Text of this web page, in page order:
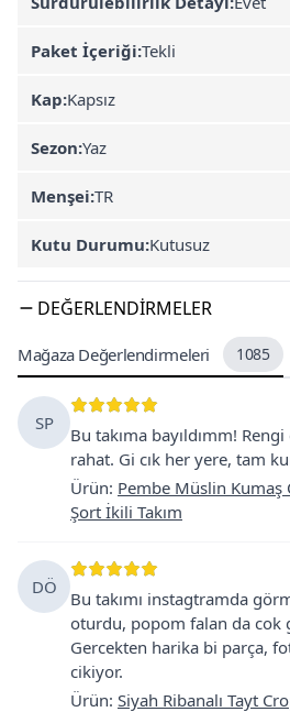
Paket İçeriği:Tekli
Kap:Kapsız
Sezon:Yaz
Menşei:TR
Kutu Durumu:Kutusuz
DEĞERLENDIRMELER
Mağaza Değerlendirmeleri 1085
SP
Bu takıma bayıldımm!
rahat. Gi cık her yere, tam
Ürün: Pembe Müslin Kumaş
Şort İkili Takım
DÖ
Bu takımı instagtramda
oturdu, popom falan da cok
Gercekten harika bi parça,
cikiyor.
Ürün: Siyah Ribanalı Tayt